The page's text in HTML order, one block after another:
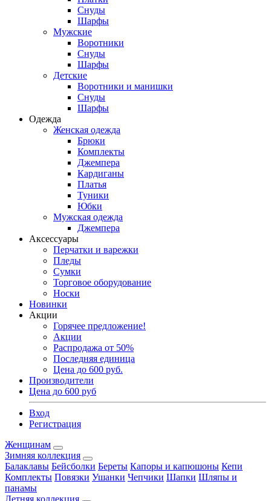
Снуды
Шарфы
Мужские
Воротники
Снуды
Шарфы
Детские
Воротники и манишки
Снуды
Шарфы
Одежда
Женская одежда
Брюки
Комплекты
Джемпера
Кардиганы
Платья
Туники
Юбки
Мужская одежда
Джемпера
Аксессуары
Перчатки и варежки
Пледы
Сумки
Торговое оборудование
Носки
Новинки
Акции
Горячее предложение!
Акции
Распродажа от 50%
Последняя единица
Цена до 600 руб.
Производители
Цена до 600 руб
Вход
Регистрация
Женщинам
Зимняя коллекция
Балаклавы Бейсболки Береты Капоры и капюшоны Кепи
Комплекты Повязки Ушанки Чепчики Шапки Шляпы и
панамы
Летняя коллекция